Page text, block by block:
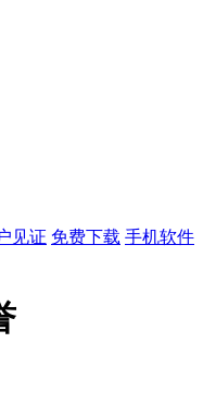
见证 免费下载 手机软件